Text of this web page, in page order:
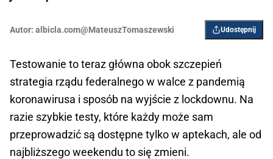
Autor: albicla.com@MateuszTomaszewski Udostępnij
Testowanie to teraz główna obok szczepień
strategia rządu federalnego w walce z pandemią
koronawirusa i sposób na wyjście z lockdownu. Na
razie szybkie testy, które każdy może sam
przeprowadzić są dostępne tylko w aptekach, ale od
najbliższego weekendu to się zmieni.